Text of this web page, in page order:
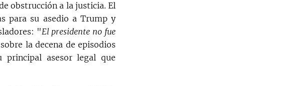
obstrucción a la justicia. El
para su asedio a Trump y
"El presidente no fue
la decena de episodios
principal asesor legal que